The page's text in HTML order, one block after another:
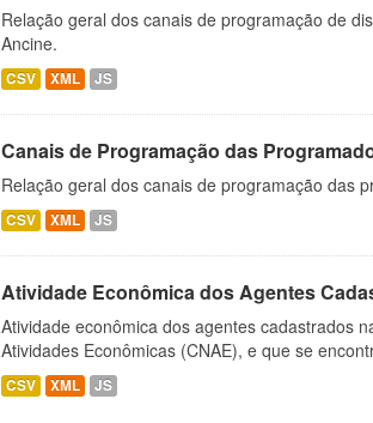
Relação geral dos canais de programação de
Ancine.
CSV XML JS
Canais de Programação das
Relação geral dos canais de programação das
CSV XML JS
Atividade Econômica dos Agentes
Atividade econômica dos agentes cadastrados
Atividades Econômicas (CNAE), e que se
CSV XML JS